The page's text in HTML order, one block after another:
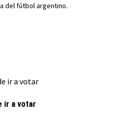
del fútbol argentino.
ir a votar